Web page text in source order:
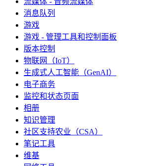
消息队列
游戏
游戏 - 管理工具和控制面板
版本控制
物联网（IoT）
生成式人工智能（GenAI）
电子商务
监控和状态页面
相册
知识管理
社区支持农业（CSA）
笔记工具
维基